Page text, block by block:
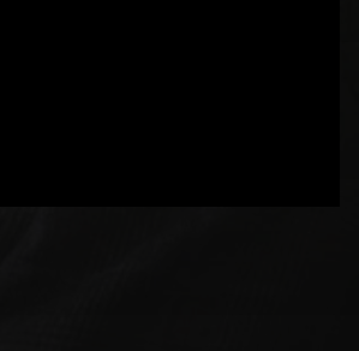
en el botón para desbloquear el